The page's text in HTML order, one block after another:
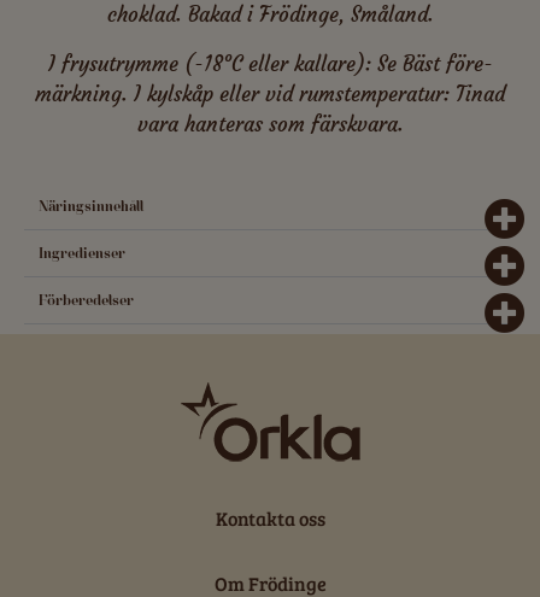
choklad. Bakad i Frödinge, Småland.
I frysutrymme (-18°C eller kallare): Se Bäst före-
märkning. I kylskåp eller vid rumstemperatur: Tinad
vara hanteras som färskvara.
Näringsinnehåll
Ingredienser
Förberedelser
Kontakta oss
Om Frödinge